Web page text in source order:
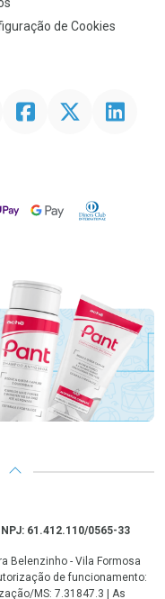
de Cookies
FacebookTwitter Linkedin
Google PayDiners Club
61.412.110/0565-33
Belenzinho - Vila Formosa
de funcionamento:
MS: 7.31847.3 | As